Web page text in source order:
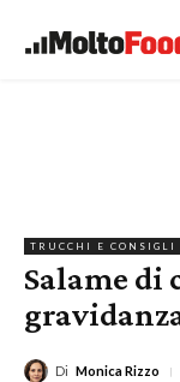
TRUCCHI E CONSIGLI
Salame di
Di Monica Rizzo